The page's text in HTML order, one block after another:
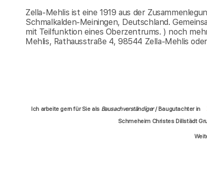
Zella-Mehlis ist eine 1919 aus der
Schmalkalden-Meiningen, Deutschland.
mit Teilfunktion eines Oberzentrums. ) noch
Mehlis, Rathausstraße 4, 98544 Zella-Mehlis
Ich arbeite gern für Sie als Bausachverständiger/ Baugutachter in
Schmeheim Christes Dillstädt